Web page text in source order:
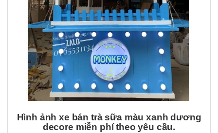
Hình ảnh xe bán trà sữa màu xanh dương
decore miễn phí theo yêu cầu.